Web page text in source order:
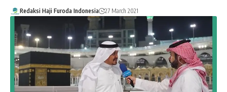
Redaksi Haji Furoda Indonesia 27 March 2021